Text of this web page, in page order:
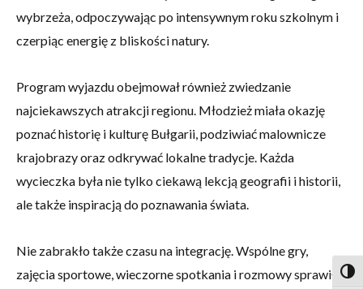
wybrzeża, odpoczywając po intensywnym roku szkolnym i
czerpiąc energię z bliskości natury.
Program wyjazdu obejmował również zwiedzanie
najciekawszych atrakcji regionu. Młodzież miała okazję
poznać historię i kulturę Bułgarii, podziwiać malownicze
krajobrazy oraz odkrywać lokalne tradycje. Każda
wycieczka była nie tylko ciekawą lekcją geografii i historii,
ale także inspiracją do poznawania świata.
Nie zabrakło także czasu na integrację. Wspólne gry,
zajęcia sportowe, wieczorne spotkania i rozmowy sprawiły,